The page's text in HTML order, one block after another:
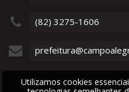
(82) 3275-1606
Utilizamos cookies